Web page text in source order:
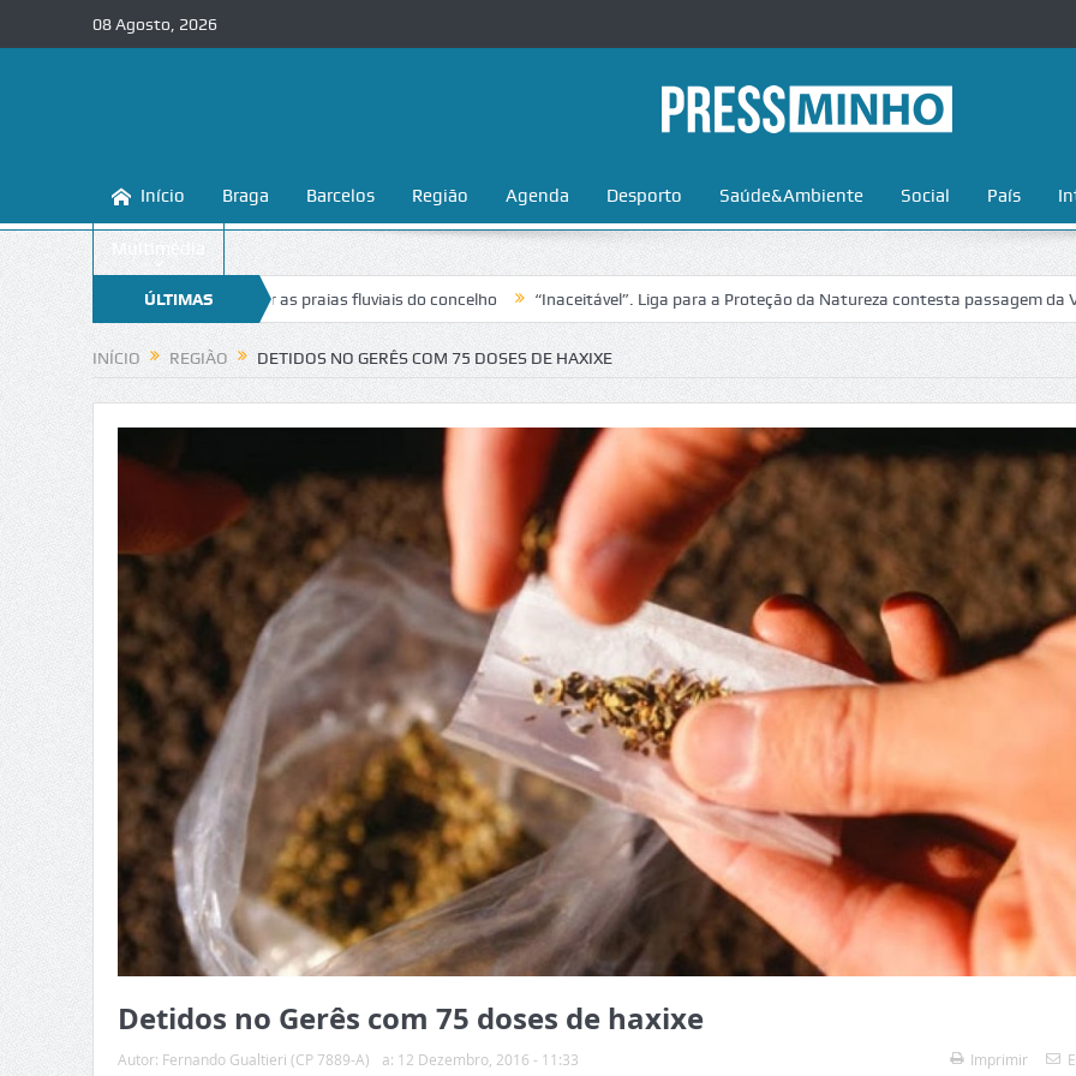
08 Agosto, 2026
Início Braga Barcelos Região Agenda Desporto Saúde&Ambiente Social País
Multimédia
ÚLTIMAS
NOTÍCIAS
a conhecer e proteger as praias fluviais do concelho “Inaceitável”. Liga para a Proteção da Natureza contesta passagem da Volta a
INÍCIO REGIÃO DETIDOS NO GERÊS COM 75 DOSES DE HAXIXE
Detidos no Gerês com 75 doses de haxixe
Autor: Fernando Gualtieri (CP 7889-A) a: 12 Dezembro, 2016 - 11:33 Imprimir